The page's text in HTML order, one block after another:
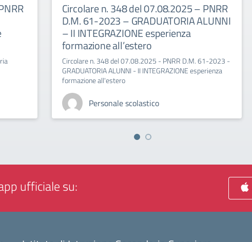
Circolare n. 348 del 07.08.2025 – PNRR
D.M. 61-2023 – GRADUATORIA ALUNNI
– II INTEGRAZIONE esperienza
formazione all’estero
Circolare n. 348 del 07.08.2025 - PNRR D.M. 61-2023 -
GRADUATORIA ALUNNI - II INTEGRAZIONE esperienza
formazione all'estero
Personale scolastico
ufficiale su: